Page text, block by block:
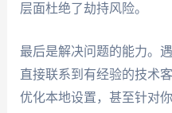
层面杜绝了劫持风险。
最后是解决问题的能力。
直接联系到有经验的技术
优化本地设置，甚至针对